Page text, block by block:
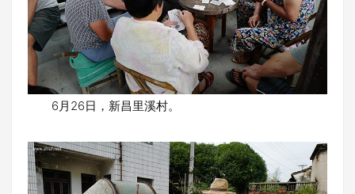
6月26日，新昌里溪村。